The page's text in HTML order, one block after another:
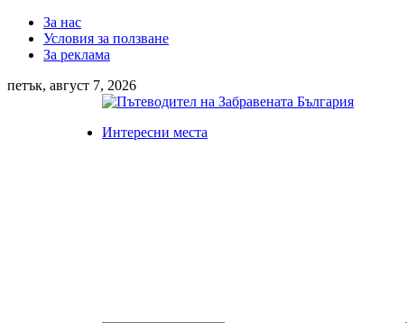
За нас
Условия за ползване
За реклама
петък, август 7, 2026
Интересни места